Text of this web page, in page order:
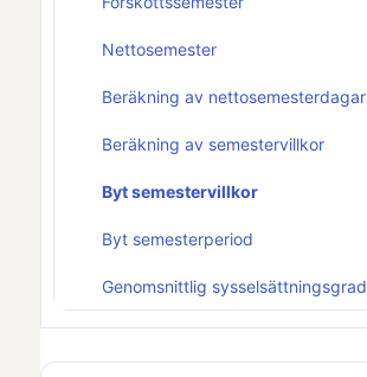
Nettosemester
Beräkning av nettosemesterdagar
Beräkning av semestervillkor
Byt semestervillkor
Byt semesterperiod
Genomsnittlig sysselsättningsgrad